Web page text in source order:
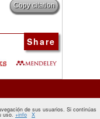
Copy citation
Share
de sus usuarios. Si continúas
uso. +info X